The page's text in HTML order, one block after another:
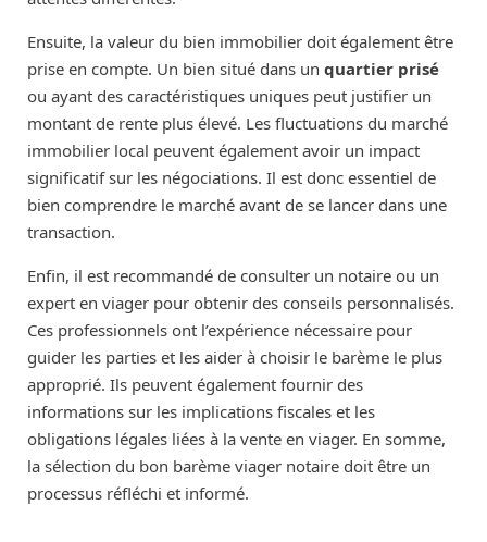
Ensuite, la valeur du bien immobilier doit également être
prise en compte. Un bien situé dans un quartier prisé
ou ayant des caractéristiques uniques peut justifier un
montant de rente plus élevé. Les fluctuations du marché
immobilier local peuvent également avoir un impact
significatif sur les négociations. Il est donc essentiel de
bien comprendre le marché avant de se lancer dans une
transaction.
Enfin, il est recommandé de consulter un notaire ou un
expert en viager pour obtenir des conseils personnalisés.
Ces professionnels ont l’expérience nécessaire pour
guider les parties et les aider à choisir le barème le plus
approprié. Ils peuvent également fournir des
informations sur les implications fiscales et les
obligations légales liées à la vente en viager. En somme,
la sélection du bon barème viager notaire doit être un
processus réfléchi et informé.